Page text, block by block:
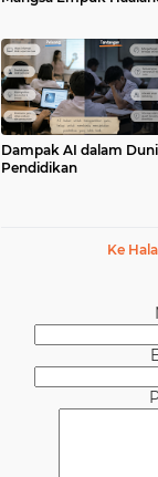
Dampak AI dalam
Pendidikan
Ke